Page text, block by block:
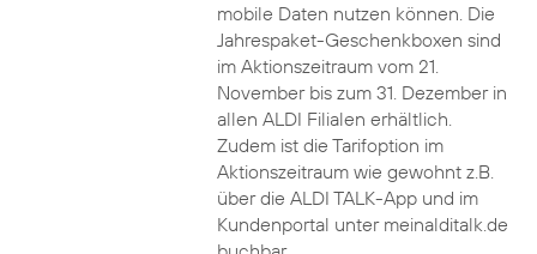
mobile Daten nutzen können. Die
Jahrespaket-Geschenkboxen sind
im Aktionszeitraum vom 21.
November bis zum 31. Dezember in
allen ALDI Filialen erhältlich.
Zudem ist die Tarifoption im
Aktionszeitraum wie gewohnt z.B.
über die ALDI TALK-App und im
Kundenportal unter meinalditalk.de